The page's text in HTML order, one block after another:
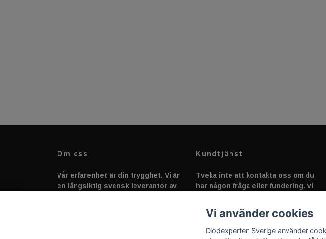
Om oss
Vår erfarenhet är din trygghet. Vi är
en långsiktig svensk leverantör av
Kundtjänst
Tveka inte att kontakta oss om du
har någon fråga eller fundering. Vi
Vi använder cookies
Diodexperten Sverige använder